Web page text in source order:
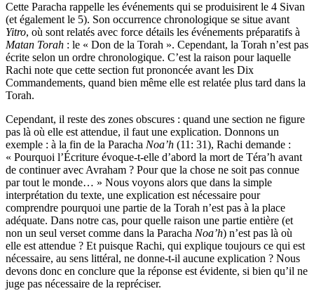
Cette Paracha rappelle les événements qui se produisirent le 4 Sivan
(et également le 5). Son occurrence chronologique se situe avant
Yitro, où sont relatés avec force détails les événements préparatifs à
Matan Torah : le « Don de la Torah ». Cependant, la Torah n’est pas
écrite selon un ordre chronologique. C’est la raison pour laquelle
Rachi note que cette section fut prononcée avant les Dix
Commandements, quand bien même elle est relatée plus tard dans la
Torah.
Cependant, il reste des zones obscures : quand une section ne figure
pas là où elle est attendue, il faut une explication. Donnons un
exemple : à la fin de la Paracha Noa’h (11: 31), Rachi demande :
« Pourquoi l’Écriture évoque-t-elle d’abord la mort de Téra’h avant
de continuer avec Avraham ? Pour que la chose ne soit pas connue
par tout le monde… » Nous voyons alors que dans la simple
interprétation du texte, une explication est nécessaire pour
comprendre pourquoi une partie de la Torah n’est pas à la place
adéquate. Dans notre cas, pour quelle raison une partie entière (et
non un seul verset comme dans la Paracha Noa’h) n’est pas là où
elle est attendue ? Et puisque Rachi, qui explique toujours ce qui est
nécessaire, au sens littéral, ne donne-t-il aucune explication ? Nous
devons donc en conclure que la réponse est évidente, si bien qu’il ne
juge pas nécessaire de la repréciser.